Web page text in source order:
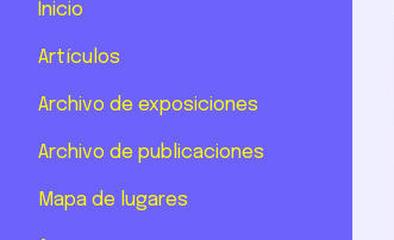
Inicio
Artículos
Archivo de exposiciones
Archivo de publicaciones
Mapa de lugares